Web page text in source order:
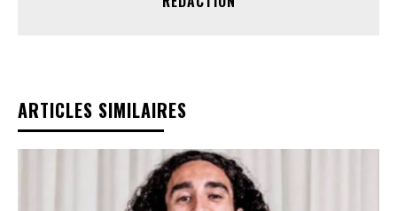
ARTICLES SIMILAIRES